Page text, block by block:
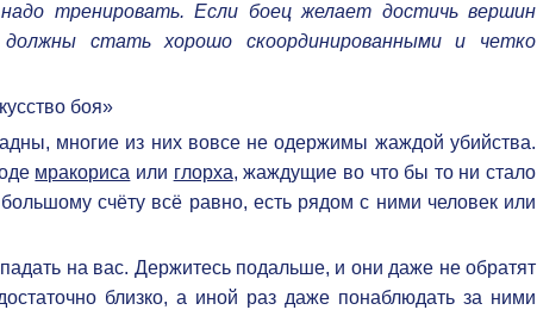
тренировать. Если боец желает достичь вершин
стать хорошо скоординированными и четко
боя»
многие из них вовсе не одержимы жаждой убийства.
мракориса или глорха, жаждущие во что бы то ни стало
счёту всё равно, есть рядом с ними человек или
на вас. Держитесь подальше, и они даже не обратят
близко, а иной раз даже понаблюдать за ними